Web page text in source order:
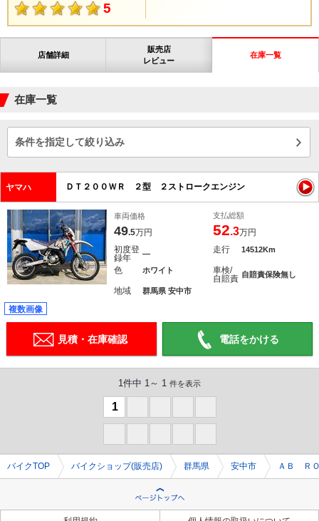
5
店舗詳細
販売店
レビュー
在庫一覧
在庫一覧
条件を指定して絞り込み
ヤマハ ＤＴ２００ＷＲ ２型 ２ストロークエンジン
車両価格
49.5万円
支払総額
52.3万円
初度登
録年
― 走行 14512Km
色 ホワイト
車検/
自賠責 自賠責保険無し
地域 群馬県 安中市
複数画像
見積・在庫確認 電話をかける
1件中 1～ 1 件を表示
1
バイクTOP バイクショップ(販売店) 群馬県 安中市 ＡＢ Ｒ